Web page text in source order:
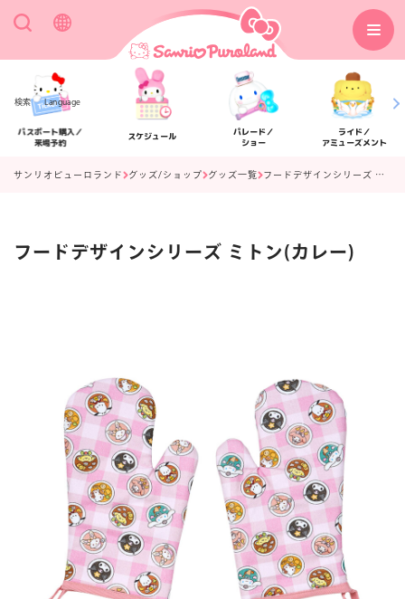
検索 Language
パスポート購入／
来場予約
スケジュール
パレード／
ショー
ライド／
アミューズメント
アクセス フロアマップ
楽しみ方 サービスガイド
よくあるご質問 ニュース
サンリオピューロランド グッズ/ショップ グッズ一覧 フードデザインシリーズ ミトン(カレー)
フードデザインシリーズ ミトン(カレー)